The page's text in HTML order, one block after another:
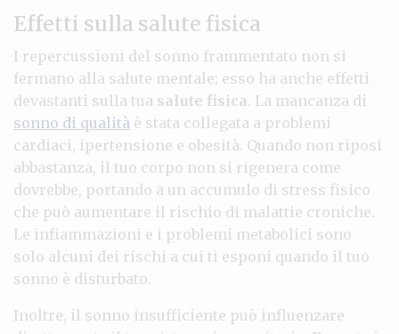
Effetti sulla salute fisica
I repercussioni del sonno frammentato non si
fermano alla salute mentale; esso ha anche effetti
devastanti sulla tua salute fisica. La mancanza di
sonno di qualità è stata collegata a problemi
cardiaci, ipertensione e obesità. Quando non riposi
abbastanza, il tuo corpo non si rigenera come
dovrebbe, portando a un accumulo di stress fisico
che può aumentare il rischio di malattie croniche.
Le infiammazioni e i problemi metabolici sono
solo alcuni dei rischi a cui ti esponi quando il tuo
sonno è disturbato.
Inoltre, il sonno insufficiente può influenzare